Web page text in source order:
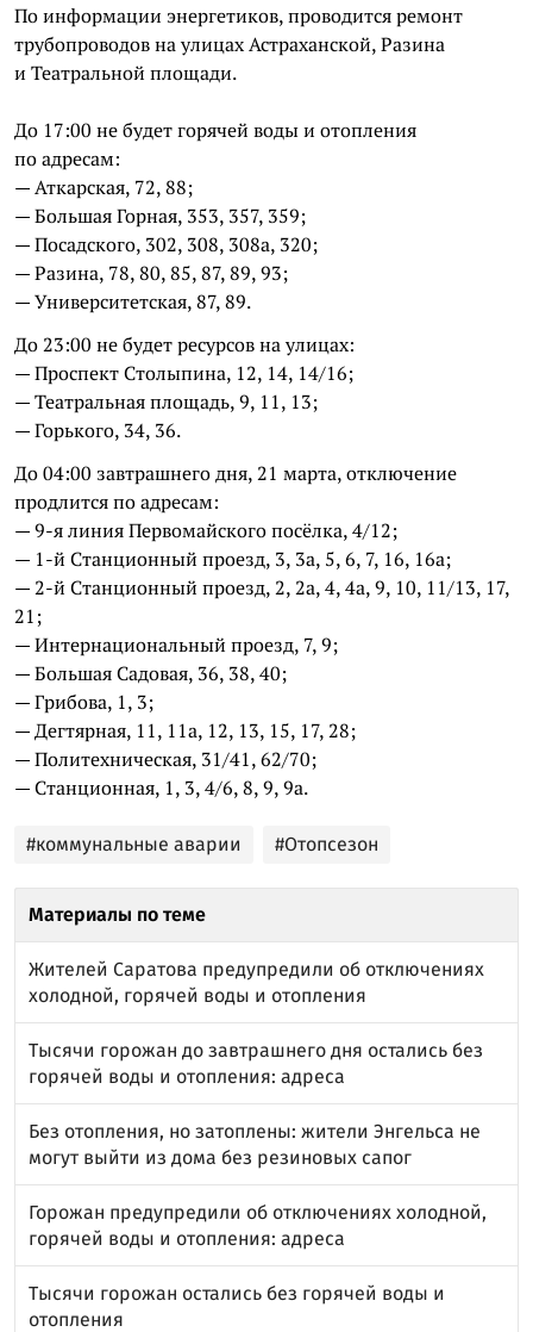
По информации энергетиков, проводится ремонт
трубопроводов на улицах Астраханской, Разина
и Театральной площади.
До 17:00 не будет горячей воды и отопления
по адресам:
— Аткарская, 72, 88;
— Большая Горная, 353, 357, 359;
— Посадского, 302, 308, 308а, 320;
— Разина, 78, 80, 85, 87, 89, 93;
— Университетская, 87, 89.
До 23:00 не будет ресурсов на улицах:
— Проспект Столыпина, 12, 14, 14/16;
— Театральная площадь, 9, 11, 13;
— Горького, 34, 36.
До 04:00 завтрашнего дня, 21 марта, отключение
продлится по адресам:
— 9-я линия Первомайского посёлка, 4/12;
— 1-й Станционный проезд, 3, 3а, 5, 6, 7, 16, 16а;
— 2-й Станционный проезд, 2, 2а, 4, 4а, 9, 10, 11/13, 17,
21;
— Интернациональный проезд, 7, 9;
— Большая Садовая, 36, 38, 40;
— Грибова, 1, 3;
— Дегтярная, 11, 11а, 12, 13, 15, 17, 28;
— Политехническая, 31/41, 62/70;
— Станционная, 1, 3, 4/6, 8, 9, 9а.
#коммунальные аварии #Отопсезон
Материалы по теме
Жителей Саратова предупредили об отключениях
холодной, горячей воды и отопления
Тысячи горожан до завтрашнего дня остались без
горячей воды и отопления: адреса
Без отопления, но затоплены: жители Энгельса не
могут выйти из дома без резиновых сапог
Горожан предупредили об отключениях холодной,
горячей воды и отопления: адреса
Тысячи горожан остались без горячей воды и
отопления